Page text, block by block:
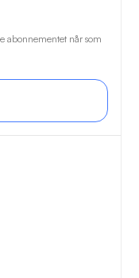
abonnementet når som